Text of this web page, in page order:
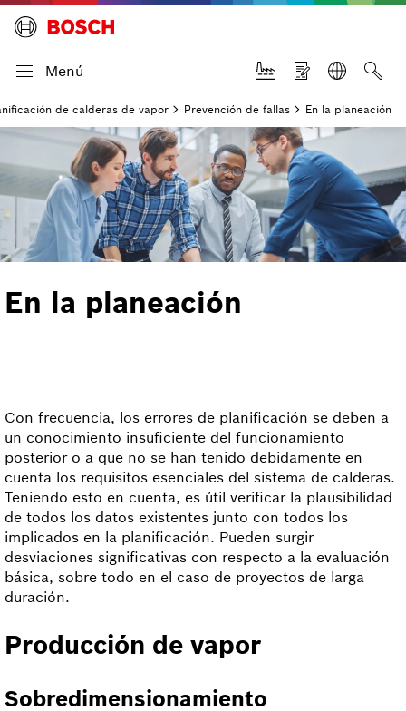
Menú
de calderas de vapor Prevención de fallas En la planeación
En la planeación
Con frecuencia, los errores de planificación se deben a
un conocimiento insuficiente del funcionamiento
posterior o a que no se han tenido debidamente en
cuenta los requisitos esenciales del sistema de calderas.
Teniendo esto en cuenta, es útil verificar la plausibilidad
de todos los datos existentes junto con todos los
implicados en la planificación. Pueden surgir
desviaciones significativas con respecto a la evaluación
básica, sobre todo en el caso de proyectos de larga
duración.
Producción de vapor
Sobredimensionamiento